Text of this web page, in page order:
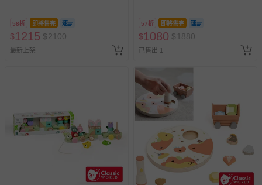
58折 即將售完
$1215 $2100
最新上架
57折 即將售完
$1080 $1880
已售出 1